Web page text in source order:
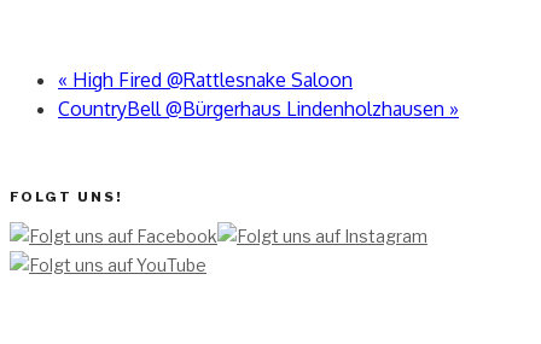
« High Fired @Rattlesnake Saloon
CountryBell @Bürgerhaus Lindenholzhausen »
FOLGT UNS!